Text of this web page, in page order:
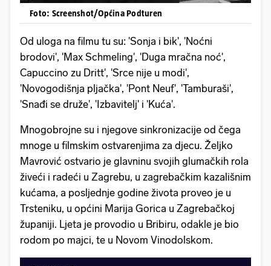
Foto: Screenshot/Općina Podturen
Od uloga na filmu tu su: 'Sonja i bik', 'Noćni
brodovi', 'Max Schmeling', 'Duga mračna noć',
Capuccino zu Dritt', 'Srce nije u modi',
'Novogodišnja pljačka', 'Pont Neuf', 'Tamburaši',
'Snađi se druže', 'Izbavitelj' i 'Kuća'.
Mnogobrojne su i njegove sinkronizacije od čega
mnoge u filmskim ostvarenjima za djecu. Željko
Mavrović ostvario je glavninu svojih glumačkih rola
živeći i radeći u Zagrebu, u zagrebačkim kazališnim
kućama, a posljednje godine života proveo je u
Trsteniku, u općini Marija Gorica u Zagrebačkoj
županiji. Ljeta je provodio u Bribiru, odakle je bio
rodom po majci, te u Novom Vinodolskom.